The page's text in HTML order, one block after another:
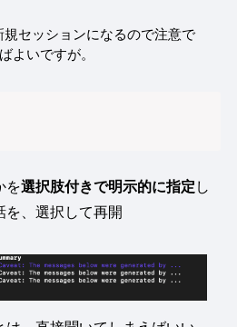
セッションになるので注意で
よいですが。
を選択肢付きで明示的に指定 し
を、選択して再開